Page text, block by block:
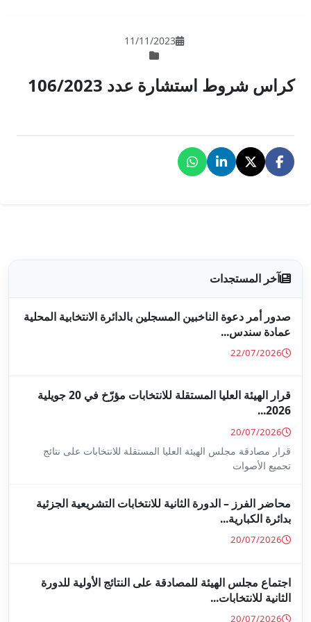
106/2023
بالدائرة الانتخابية المحلية
قرار الهيئة العليا المستقلة للانتخابات مؤرّخ في 20 جويلية
المستقلة للانتخابات على نتائج
للانتخابات التشريعية الجزئية
على النتائج الأولية للدورة